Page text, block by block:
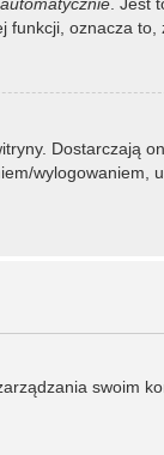
. Jest
oznacza to,
Dostarczają
wylogowaniem,
swoim